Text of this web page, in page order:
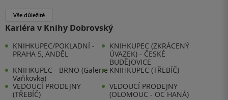
Vše důležité
Kariéra v Knihy Dobrovský
KNIHKUPEC/POKLADNÍ -
PRAHA 5, ANDĚL
KNIHKUPEC (ZKRÁCENÝ
ÚVAZEK) - ČESKÉ
BUDĚJOVICE
KNIHKUPEC - BRNO (Galerie
Vaňkovka)
KNIHKUPEC (TŘEBÍČ)
VEDOUCÍ PRODEJNY
(TŘEBÍČ)
VEDOUCÍ PRODEJNY
(OLOMOUC - OC HANÁ)